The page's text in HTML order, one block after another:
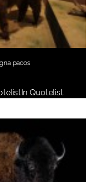
pacos
In Quotelist